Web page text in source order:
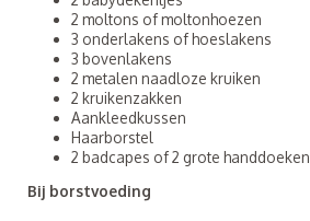
2 moltons of moltonhoezen
3 onderlakens of hoeslakens
3 bovenlakens
2 metalen naadloze kruiken
2 kruikenzakken
Aankleedkussen
Haarborstel
2 badcapes of 2 grote handdoeken
Bij borstvoeding